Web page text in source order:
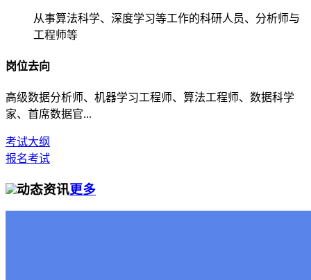
从事算法科学、深度学习等工作的科研人员、分析师与
工程师等
岗位去向
高级数据分析师、机器学习工程师、算法工程师、数据科学
家、首席数据官...
考试大纲
报名考试
动态资讯更多